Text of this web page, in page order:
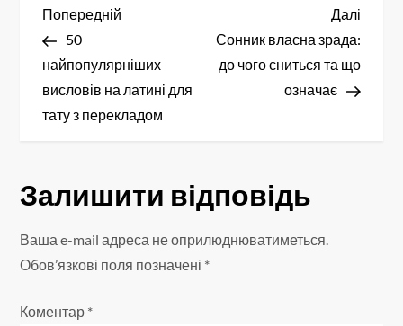
Н
а
в
а
ц
Попередній
запис
Попередній
50
найпопулярніших
висловів на латині для
тату з перекладом
запис
Далі
Сонник власна зрада:
до чого сниться та що
означає
Залишити відповідь
Ваша e-mail адреса не оприлюднюватиметься.
Обов’язкові поля позначені *
Коментар *